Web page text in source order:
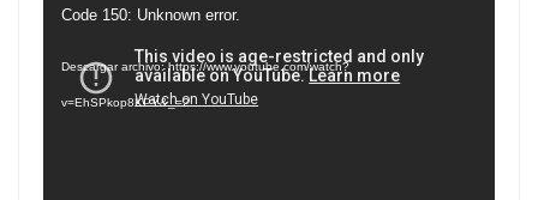
Reproductor
vídeo
Code 150: Unknown error.
Descargar archivo: https://www.youtube.com/watch?
v=EhSPkop8KPY&_=2